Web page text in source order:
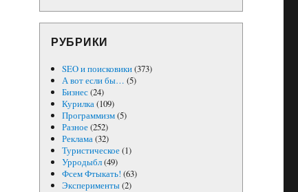
РУБРИКИ
SEO и поисковики(373)
А вот если бы… (5)
Бизнес(24)
Курилка(109)
Программизм(5)
Разное(252)
Реклама(32)
Туристическое(1)
Урродыбл(49)
Фсем Фтыкать! (63)
Эксперименты(2)